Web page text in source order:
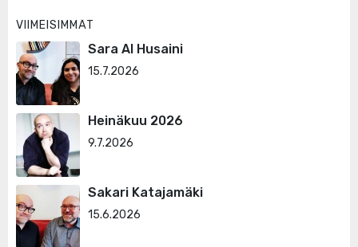
VIIMEISIMMÄT
Sara Al Husaini
15.7.2026
Heinäkuu 2026
9.7.2026
Sakari Katajamäki
15.6.2026